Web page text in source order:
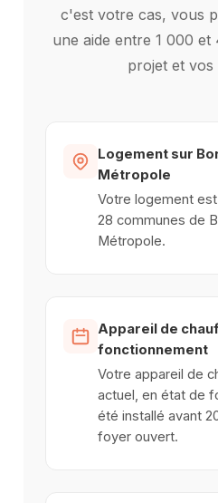
c'est votre cas, vous
une aide entre 1 000
projet et vos
Logement sur
Métropole
Votre logement
28 communes de
Métropole.
Appareil de
fonctionnement
Votre appareil de
actuel, en état de
été installé avant
foyer ouvert.